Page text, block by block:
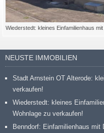
Wiederstedt: kleines Einfamilienhaus
NEUSTE IMMOBILIEN
Stadt Arnstein OT Alterode:
verkaufen!
Wiederstedt: kleines
Wohnlage zu verkaufen!
Benndorf: Einfamilienhaus mit